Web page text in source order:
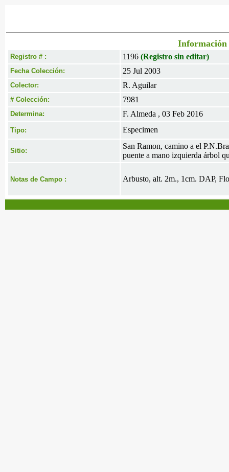
Información
Registro # : 1196 (Registro sin editar)
Fecha Colección: 25 Jul 2003
Colector: R. Aguilar
# Colección: 7981
Determina: F. Almeda , 03 Feb 2016
Tipo: Especimen
Sitio:
San Ramon, camino a el
puente a mano izquierda árbol
Notas de Campo : Arbusto, alt. 2m., 1cm. DAP,